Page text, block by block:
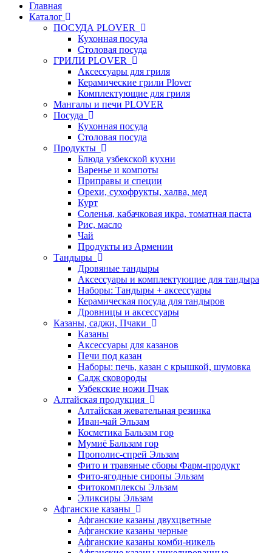
Главная
Каталог
ПОСУДА PLOVER
Кухонная посуда
Столовая посуда
ГРИЛИ PLOVER
Аксессуары для гриля
Керамические грили Plover
Комплектующие для гриля
Мангалы и печи PLOVER
Посуда
Кухонная посуда
Столовая посуда
Продукты
Блюда узбекской кухни
Варенье и компоты
Приправы и специи
Орехи, сухофрукты, халва, мед
Курт
Соленья, кабачковая икра, томатная паста
Рис, масло
Чай
Продукты из Армении
Тандыры
Дровяные тандыры
Аксессуары и комплектующие для тандыра
Наборы: Тандыры + аксессуары
Керамическая посуда для тандыров
Дровницы и аксессуары
Казаны, саджи, Пчаки
Казаны
Аксессуары для казанов
Печи под казан
Наборы: печь, казан с крышкой, шумовка
Садж сковороды
Узбекские ножи Пчак
Алтайская продукция
Алтайская жевательная резинка
Иван-чай Эльзам
Косметика Бальзам гор
Мумиё Бальзам гор
Прополис-спрей Эльзам
Фито и травяные сборы Фарм-продукт
Фито-ягодные сиропы Эльзам
Фитокомплексы Эльзам
Эликсиры Эльзам
Афганские казаны
Афганские казаны двухцветные
Афганские казаны черные
Афганские казаны комби-никель